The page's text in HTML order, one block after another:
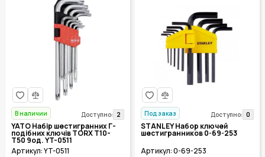
В наличии Доступно: 2
YATO Набір шестигранних Г-
подібних ключів TORX Т10-
Т50 9од. YT-0511
Артикул: YT-0511
Под заказ Доступно: 0
STANLEY Набор ключей
шестигранников 0-69-253
Артикул: 0-69-253